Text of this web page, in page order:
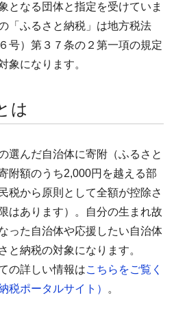
となる団体と指定を受けていま
「ふるさと納税」は地方税法
号）第３７条の２第一項の規定
象になります。
は
選んだ自治体に寄附（ふるさと
附額のうち2,000円を越える部
税から原則として全額が控除さ
はあります）。自分の生まれ故
った自治体や応援したい自治体
と納税の対象になります。
の詳しい情報はこちらをご覧く
税ポータルサイト）
。